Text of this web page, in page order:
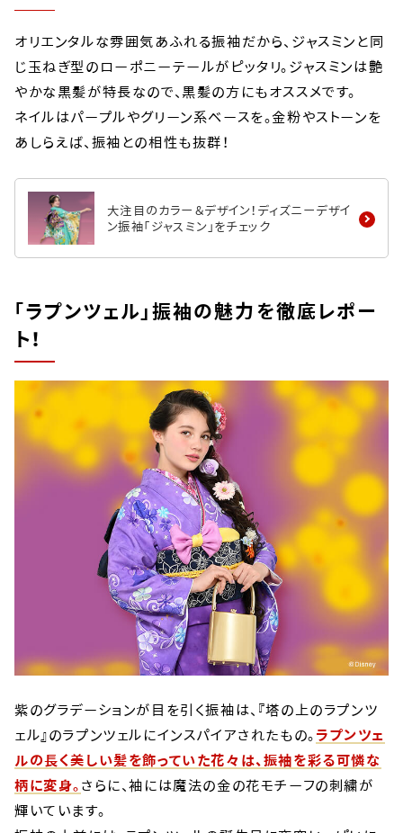
オリエンタルな雰囲気あふれる振袖だから、ジャスミンと同
じ玉ねぎ型のローポニーテールがピッタリ。ジャスミンは艶
やかな黒髪が特長なので、黒髪の方にもオススメです。
ネイルはパープルやグリーン系ベースを。金粉やストーンを
あしらえば、振袖との相性も抜群！
大注目のカラー＆デザイン！ディズニーデザイ
ン振袖「ジャスミン」をチェック
「ラプンツェル」振袖の魅力を徹底レポー
ト！
紫のグラデーションが目を引く振袖は、『塔の上のラプンツ
ェル』のラプンツェルにインスパイアされたもの。 ラプンツェ
ルの長く美しい髪を飾っていた花々は、振袖を彩る可憐な
柄に変身。 さらに、袖には魔法の金の花モチーフの刺繍が
輝いています。